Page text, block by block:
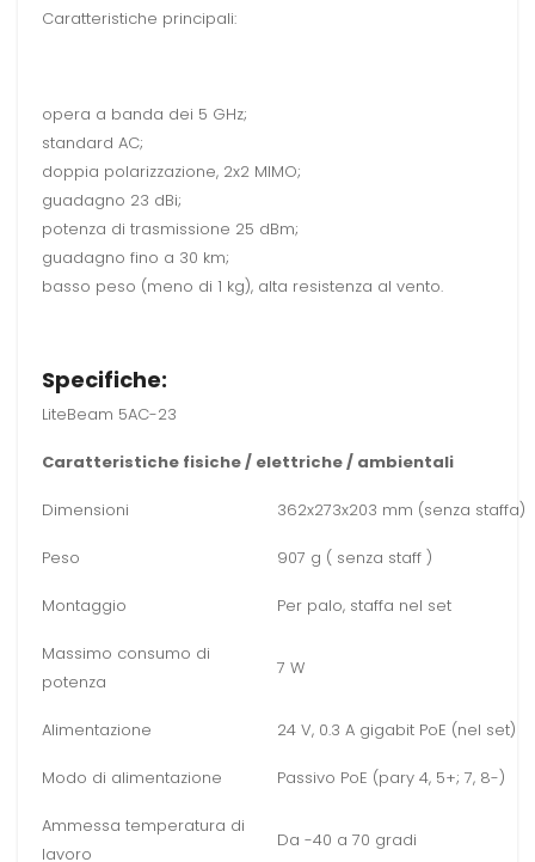
Caratteristiche principali:
opera a banda dei 5 GHz;
standard AC;
doppia polarizzazione, 2x2 MIMO;
guadagno 23 dBi;
potenza di trasmissione 25 dBm;
guadagno fino a 30 km;
basso peso (meno di 1 kg), alta resistenza al vento.
Specifiche:
LiteBeam 5AC-23
Caratteristiche fisiche / elettriche / ambientali
Dimensioni 362x273x203 mm (senza staffa)
Peso 907 g ( senza staff )
Montaggio Per palo, staffa nel set
Massimo consumo di
potenza
7 W
Alimentazione 24 V, 0.3 A gigabit PoE (nel set)
Modo di alimentazione Passivo PoE (pary 4, 5+; 7, 8-)
Ammessa temperatura di
lavoro
Da -40 a 70 gradi